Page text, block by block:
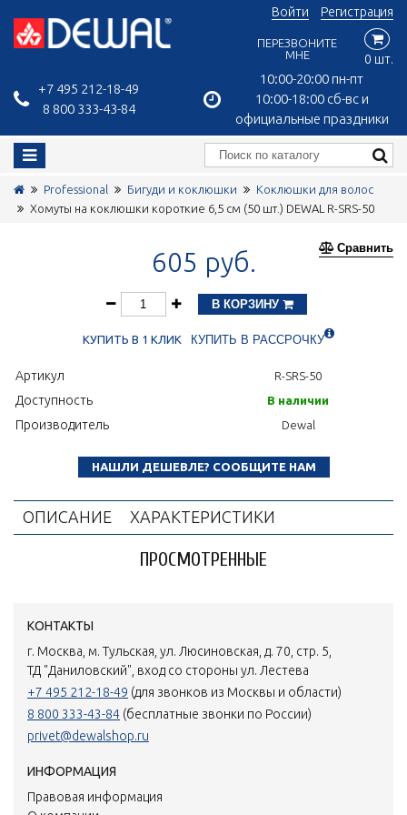
+7 495 212-18-49
8 800 333-43-84
10:00-20:00 пн-пт
10:00-18:00 сб-вс и
официальные праздники
Войти Регистрация
ПЕРЕЗВОНИТЕ
МНЕ
0 шт.
Professional Бигуди и коклюшки
Коклюшки для волос
Хомуты на коклюшки короткие 6,5 см (50 шт.) DEWAL R-SRS-50
Сравнить
605 руб.
В КОРЗИНУ
КУПИТЬ В 1 КЛИК КУПИТЬ В РАССРОЧКУ
Артикул R-SRS-50
Доступность В наличии
Производитель Dewal
НАШЛИ ДЕШЕВЛЕ? СООБЩИТЕ НАМ
ОПИСАНИЕ ХАРАКТЕРИСТИКИ
ПРОСМОТРЕННЫЕ
КОНТАКТЫ
г. Москва, м. Тульская, ул. Люсиновская, д. 70, стр. 5,
ТД "Даниловский", вход со стороны ул. Лестева
+7 495 212-18-49 (для звонков из Москвы и области)
8 800 333-43-84 (бесплатные звонки по России)
privet@dewalshop.ru
ИНФОРМАЦИЯ
Правовая информация